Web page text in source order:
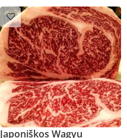
Japoniškos Wagyu